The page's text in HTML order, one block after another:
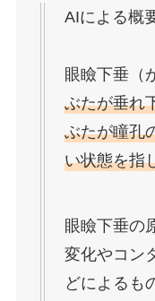
AIによる概
眼瞼下垂（
ぶたが垂れ
ぶたが瞳孔
い状態を指
眼瞼下垂の
変化やコン
どによるも